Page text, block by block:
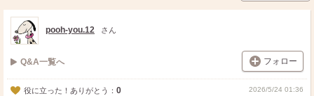
pooh-you.12 さん
Q&A一覧へ フォロー
役に立った！ありがとう： 0 2026/5/24 01:36